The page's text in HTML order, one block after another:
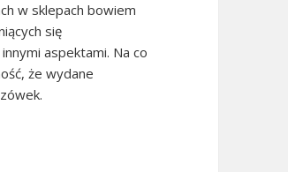
w sklepach bowiem
się
aspektami. Na co
że wydane